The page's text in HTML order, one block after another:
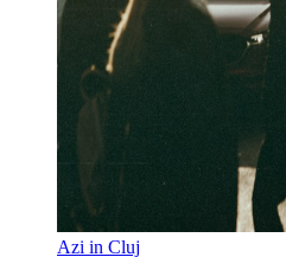
Azi in Cluj